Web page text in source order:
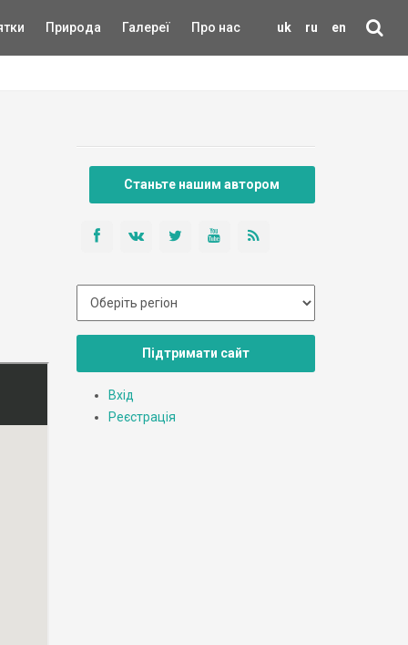
uk ru en
Природа Галереї Про нас
Станьте нашим автором
Підтримати сайт
Вхід
Реєстрація